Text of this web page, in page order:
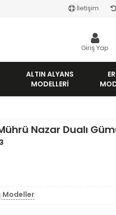
İletişim
Giriş Yap
ALTIN ALYANS
MODELLERI
Nazar Dualı
Modeller